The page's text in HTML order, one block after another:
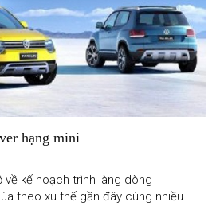
hạng mini
kế hoạch trình làng dòng
theo xu thế gần đây cùng nhiều